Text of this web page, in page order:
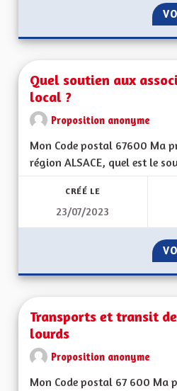
Quel soutien aux
local ?
Proposition anonyme
Mon Code postal 67600 Ma
région ALSACE, quel est le
CRÉÉ LE
23/07/2023
Transports et transit
lourds
Proposition anonyme
Mon Code postal 67 600 Ma